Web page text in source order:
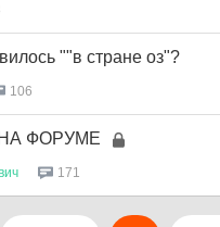
""в стране оз"?
106
ФОРУМЕ
171